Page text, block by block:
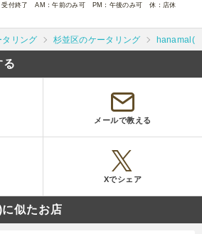
受付終了 AM ：午前のみ可 PM ：午後のみ可 休 ：店休
タリング 杉並区のケータリング hanamal(
る
メールで教える
Xでシェア
似たお店